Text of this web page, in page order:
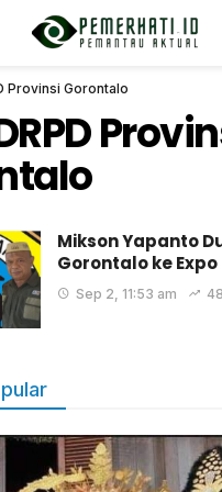
Provinsi Gorontalo
Mikson Yapanto
Gorontalo ke Expo
Sep 2, 11:53 am 48